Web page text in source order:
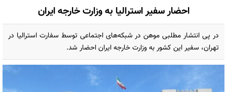
احضار سفیر استرالیا به وزارت خارجه ایران
در پی انتشار مطلبی موهن در شبکه‌های اجتماعی توسط سفارت استرالیا در
تهران، سفیر این کشور به وزارت خارجه ایران احضار شد.